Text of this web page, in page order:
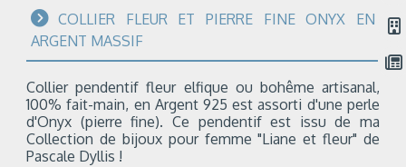
COLLIER FLEUR ET PIERRE FINE ONYX EN
ARGENT MASSIF
Collier pendentif fleur elfique ou bohême artisanal,
100% fait-main, en Argent 925 est assorti d'une perle
d'Onyx (pierre fine). Ce pendentif est issu de ma
Collection de bijoux pour femme "Liane et fleur" de
Pascale Dyllis !